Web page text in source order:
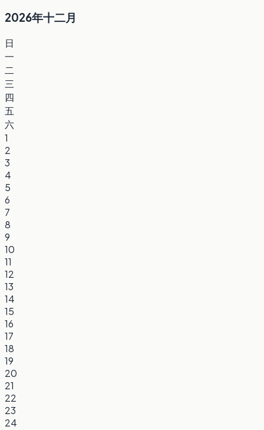
2026年十二月
日
一
二
三
四
五
六
1
2
3
4
5
6
7
8
9
10
11
12
13
14
15
16
17
18
19
20
21
22
23
24